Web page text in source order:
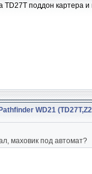
TD27T поддон картера
WD21
маховик под автомат?